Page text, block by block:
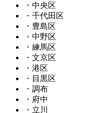
・中央区
・千代田区
・豊島区
・中野区
・練馬区
・文京区
・港区
・目黒区
・調布
・府中
・立川